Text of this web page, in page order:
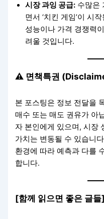
시장 과잉 공급: 수많은
면서 ‘치킨 게임’이 시
성능이나 가격 경쟁력
려울 것입니다.
⚠️ 면책특권
본 포스팅은 정보 전달을
매수 또는 매도 권유가 아
자 본인에게 있으며, 시장
가치는 변동될 수 있습니
환경에 따라 예측과 다를
합니다.
[함께 읽으면 좋은 글들]